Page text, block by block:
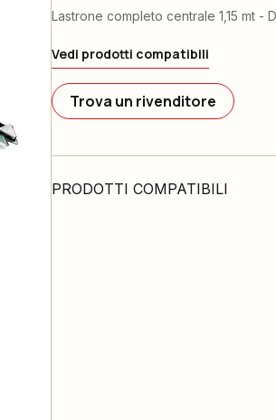
Lastrone completo centrale 1,15 mt -
Vedi prodotti compatibili
Trova un rivenditore
PRODOTTI COMPATIBILI